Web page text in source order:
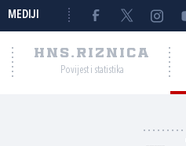
MEDIJI
HNS.RIZNICA
Povijest i statistika